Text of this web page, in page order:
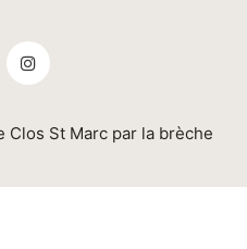
St Marc par la brèche